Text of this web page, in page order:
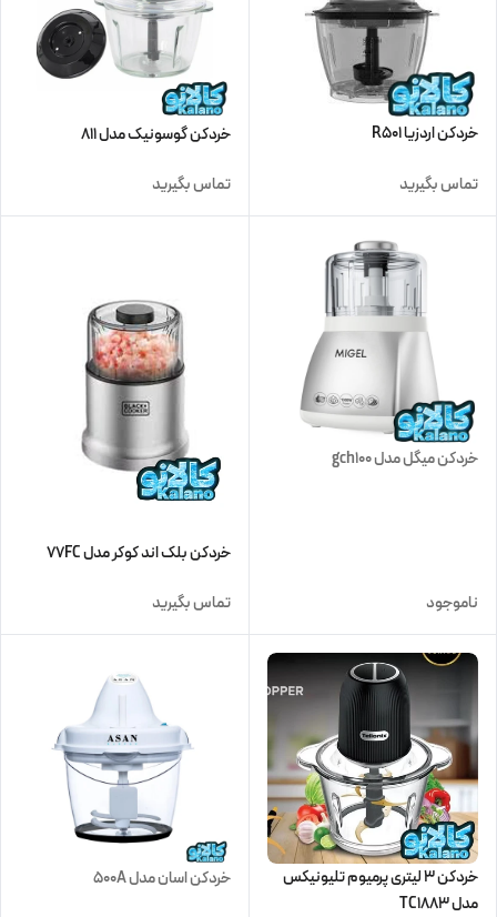
خردکن اردزیا R501
تماس بگیرید
خردکن گوسونیک مدل 811
تماس بگیرید
خردکن میگل مدل gch100
ناموجود
خردکن بلک اند کوکر مدل 77FC
تماس بگیرید
خردکن 3 لیتری پرمیوم تلیونیکس
مدل TC1883
خردکن اسان مدل 500A